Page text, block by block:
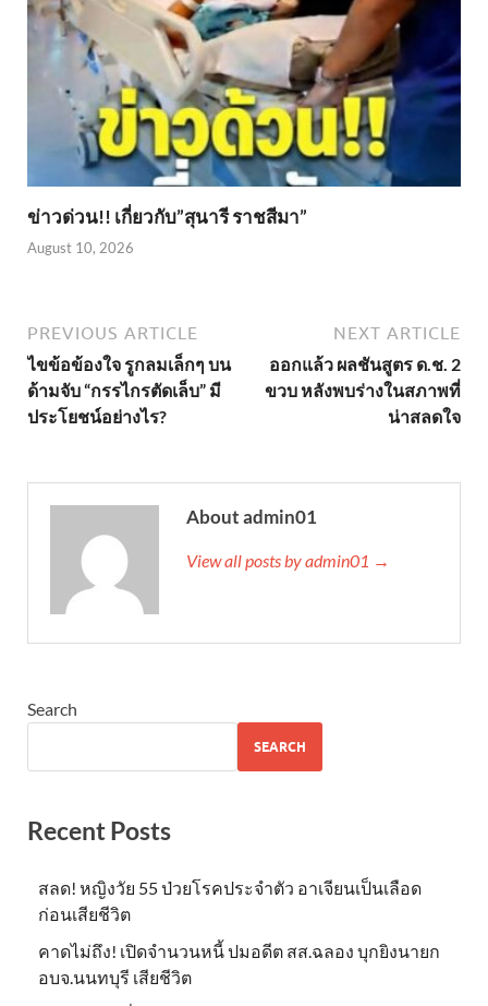
ข่าวด่วน!! เกี่ยวกับ”สุนารี ราชสีมา”
August 10, 2026
PREVIOUS ARTICLE
ไขข้อข้องใจ รูกลมเล็กๆ บน
ด้ามจับ “กรรไกรตัดเล็บ” มี
ประโยชน์อย่างไร?
NEXT ARTICLE
ออกแล้ว ผลชันสูตร ด.ช. 2
ขวบ หลังพบร่างในสภาพที่
น่าสลดใจ
About admin01
View all posts by admin01 →
Search
SEARCH
Recent Posts
สลด! หญิงวัย 55 ป่วยโรคประจำตัว อาเจียนเป็นเลือด
ก่อนเสียชีวิต
คาดไม่ถึง! เปิดจำนวนหนี้ ปมอดีต สส.ฉลอง บุกยิงนายก
อบจ.นนทบุรี เสียชีวิต